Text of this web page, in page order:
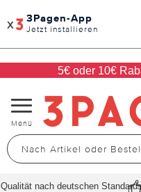
x 3Pagen-App
Jetzt installieren
5€ oder 10€
Navigation
umschalten
Menü
nach deutschen Standards